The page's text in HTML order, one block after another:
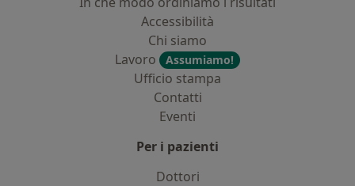
Accessibilità
Chi siamo
Lavoro
Assumiamo!
Ufficio stampa
Contatti
Eventi
Per i pazienti
Dottori